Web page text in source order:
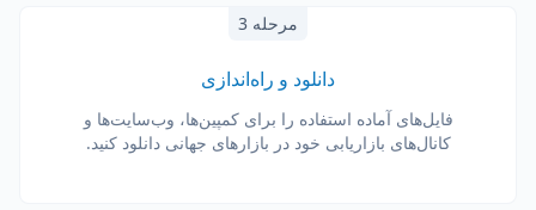
مرحله 3
دانلود و راه‌اندازی
فایل‌های آماده استفاده را برای کمپین‌ها، وب‌سایت‌ها و
کانال‌های بازاریابی خود در بازارهای جهانی دانلود کنید.